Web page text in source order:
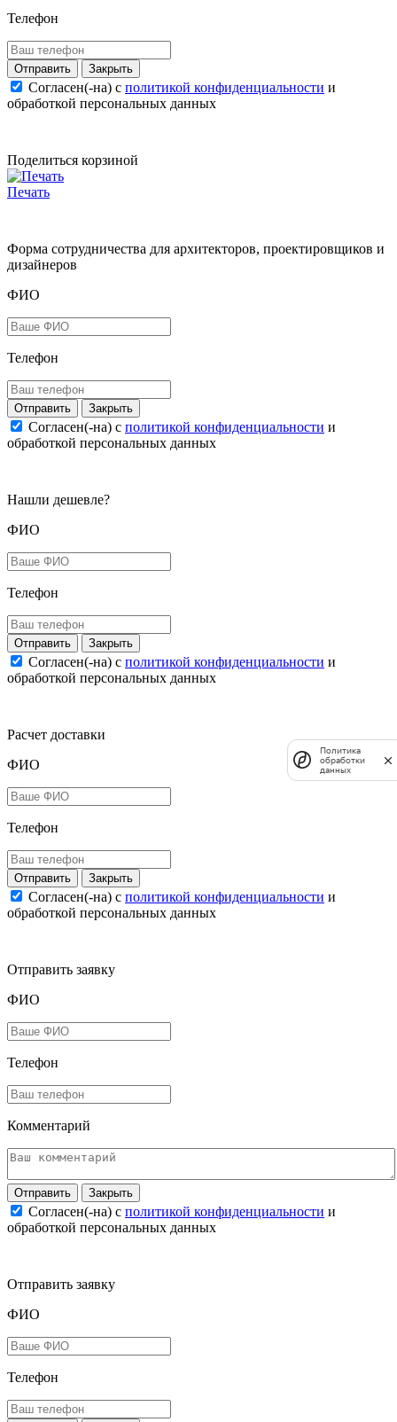
Телефон
Закрыть
Согласен(-на) c политикой конфиденциальности и
обработкой персональных данных
Поделиться корзиной
Печать
Форма сотрудничества для архитекторов, проектировщиков и
дизайнеров
ФИО
Телефон
Закрыть
Согласен(-на) c политикой конфиденциальности и
обработкой персональных данных
Нашли дешевле?
ФИО
Телефон
Закрыть
Согласен(-на) c политикой конфиденциальности и
обработкой персональных данных
Расчет доставки
ФИО
Телефон
Закрыть
Согласен(-на) c политикой конфиденциальности и
обработкой персональных данных
Отправить заявку
ФИО
Телефон
Комментарий
Закрыть
Согласен(-на) c политикой конфиденциальности и
обработкой персональных данных
Отправить заявку
ФИО
Телефон
Политика
обработки
данных